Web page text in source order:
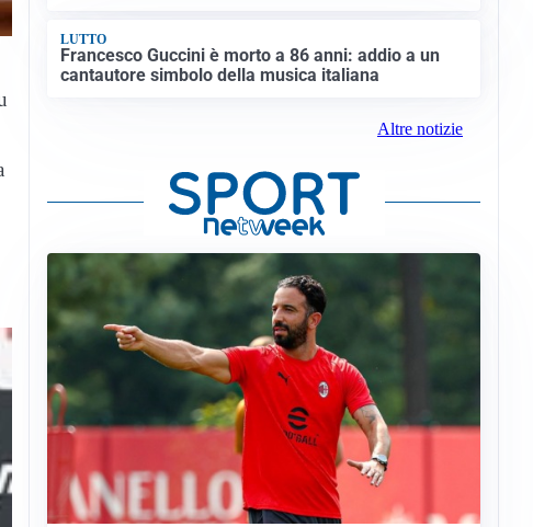
LUTTO
Francesco Guccini è morto a 86 anni: addio a un
cantautore simbolo della musica italiana
Altre notizie